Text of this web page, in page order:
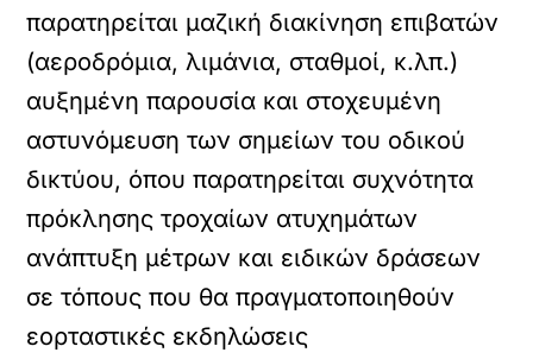
παρατηρείται μαζική διακίνηση επιβατών
(αεροδρόμια, λιμάνια, σταθμοί, κ.λπ.)
αυξημένη παρουσία και στοχευμένη
αστυνόμευση των σημείων του οδικού
δικτύου, όπου παρατηρείται συχνότητα
πρόκλησης τροχαίων ατυχημάτων
ανάπτυξη μέτρων και ειδικών δράσεων
σε τόπους που θα πραγματοποιηθούν
εορταστικές εκδηλώσεις